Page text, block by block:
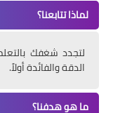
لماذا تتابعنا؟
لتجدد شغفك
الدقة والفائدة أولاً.
ما هو هدفنا؟